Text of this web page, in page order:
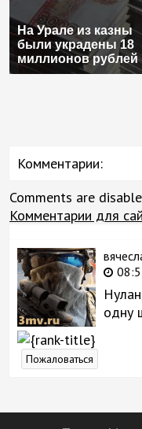
На Урале из казны
были украдены 18
миллионов рублей
Комментарии:
Comments are
Комментарии для
одну
Пожаловаться